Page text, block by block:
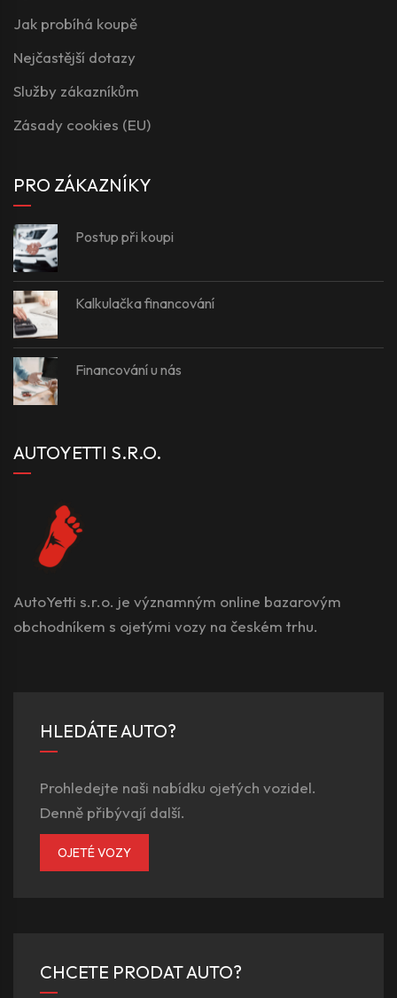
Jak probíhá koupě
Nejčastější dotazy
Služby zákazníkům
Zásady cookies (EU)
PRO ZÁKAZNÍKY
Postup při koupi
Kalkulačka financování
Financování u nás
AUTOYETTI S.R.O.
AutoYetti s.r.o. je významným online bazarovým
obchodníkem s ojetými vozy na českém trhu.
HLEDÁTE AUTO?
Prohledejte naši nabídku ojetých vozidel.
Denně přibývají další.
OJETÉ VOZY
CHCETE PRODAT AUTO?